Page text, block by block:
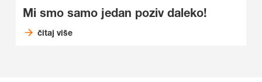
Mi smo samo jedan poziv daleko!
čitaj više